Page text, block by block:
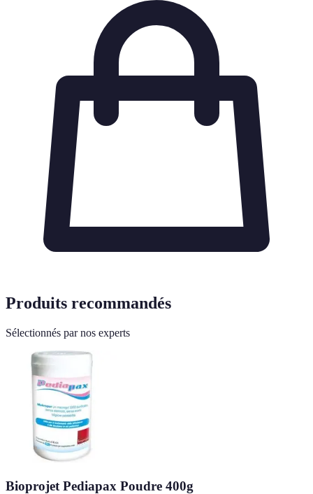
Produits recommandés
Sélectionnés par nos experts
Bioprojet Pediapax Poudre 400g